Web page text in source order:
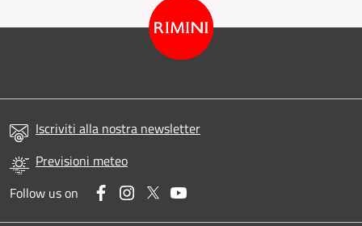
Iscriviti alla nostra newsletter
Previsioni meteo
Follow us on
FacebookInstagram
Twitter